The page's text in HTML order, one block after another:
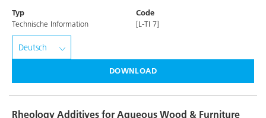
Typ
Technische Information
Code
[L-TI 7]
DOWNLOAD
Rheology Additives for Aqueous Wood & Furniture